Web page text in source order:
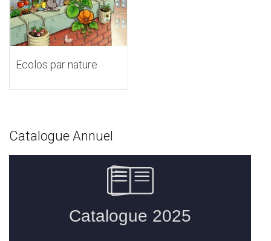
Ecolos par nature
Catalogue Annuel